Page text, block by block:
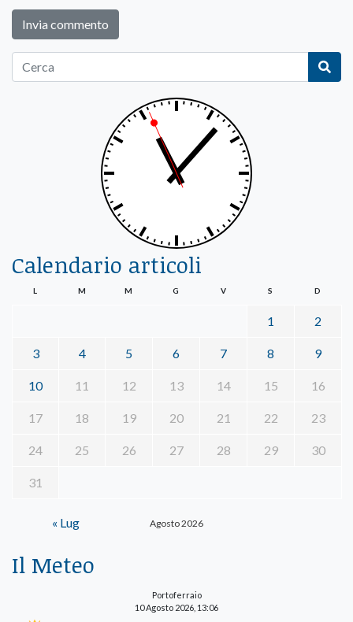
Calendario articoli
Agosto 2026
L M M G V S D
1 2
3 4 5 6 7 8 9
10 11 12 13 14 15 16
17 18 19 20 21 22 23
24 25 26 27 28 29 30
31
« Lug
Il Meteo
Portoferraio
10 Agosto 2026, 13:06